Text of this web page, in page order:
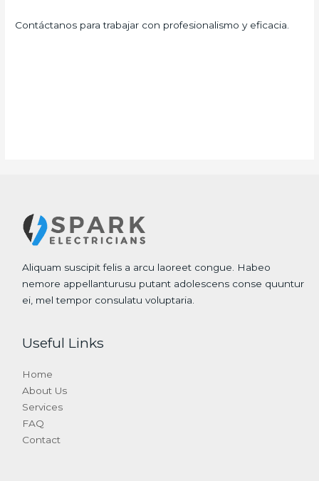
Contáctanos para trabajar con profesionalismo y eficacia.
Aliquam suscipit felis a arcu laoreet congue. Habeo
nemore appellanturusu putant adolescens conse quuntur
ei, mel tempor consulatu voluptaria.
Useful Links
Home
About Us
Services
FAQ
Contact